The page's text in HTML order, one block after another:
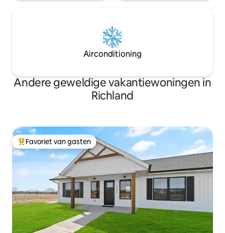
Airconditioning
Andere geweldige vakantiewoningen in
Richland
Topfavoriet van gasten
Favoriet van gasten